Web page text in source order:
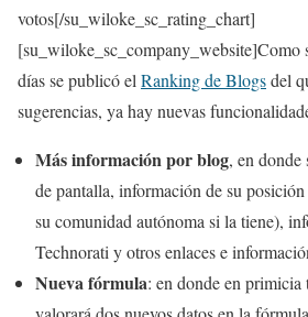
votos[/su_wiloke_sc_rating_chart]
[su_wiloke_sc_company_website]Como
días se publicó el Ranking de Blogsdel
sugerencias, ya hay nuevas
Más información por blog, en donde
de pantalla, información de su
su comunidad autónoma si la tiene),
Technorati y otros enlaces e
Nueva fórmula: en donde en primicia